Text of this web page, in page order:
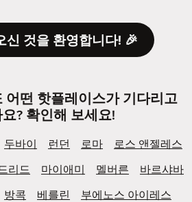
신 것을 환영합니다! 🎉
어떤 핫플레이스가 기다리고
? 확인해 보세요!
두바이 런던 로마
로스 앤젤레스
리드 마이애미 멜버른
바르샤바
방콕 베를린
부에노스 아이레스